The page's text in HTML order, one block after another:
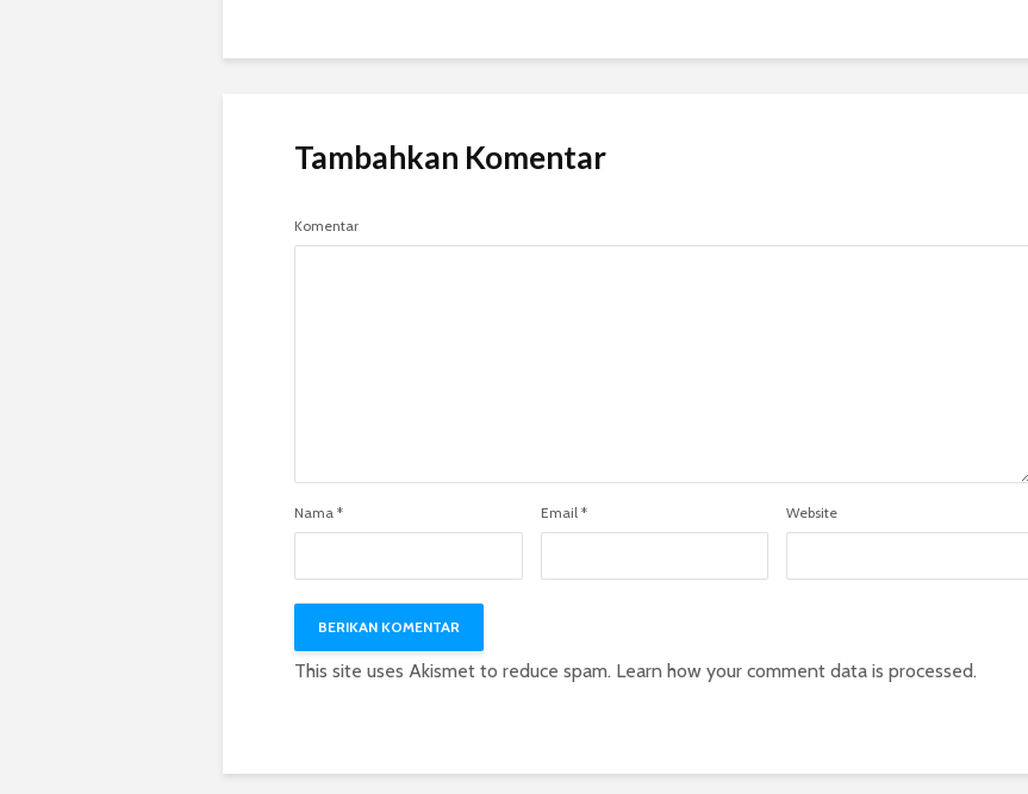
Tambahkan Komentar
Komentar
Nama * Email* Website
This site uses Akismet to reduce spam. Learn how your comment data is processed.